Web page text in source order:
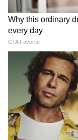
अमेरिका
वेनेजुएला के
भंडार है, जो इसे
है। यह भंडार
इस तेल के साथ एक
और उच्च सल्फर